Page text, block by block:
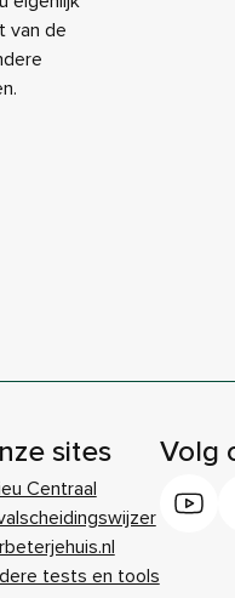
van de
sites
Centraal
tests en tools
Volg